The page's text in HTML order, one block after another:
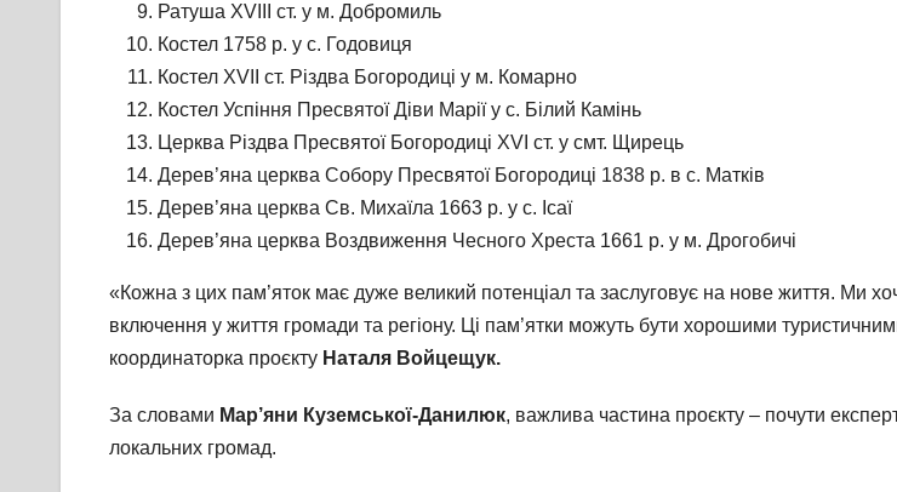
Ратуша XVІІІ ст. у м. Добромиль
Костел 1758 р. у с. Годовиця
Костел ХVІІ ст. Різдва Богородиці у м. Комарно
Костел Успіння Пресвятої Діви Марії у с. Білий Камінь
Церква Різдва Пресвятої Богородиці XVI ст. у смт. Щирець
Дерев’яна церква Собору Пресвятої Богородиці 1838 р. в с. Матків
Дерев’яна церква Св. Михаїла 1663 р. у с. Ісаї
Дерев’яна церква Воздвиження Чесного Хреста 1661 р. у м. Дрогобичі
«Кожна з цих пам’яток має дуже великий потенціал та заслуговує на нове життя. Ми
включення у життя громади та регіону. Ці пам’ятки можуть бути хорошими
координаторка проєкту Наталя Войцещук.
За словами Мар’яни Куземської-Данилюк, важлива частина проєкту – почути
локальних громад.